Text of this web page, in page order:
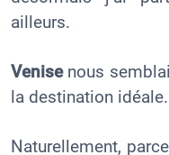
ailleurs.
Venisenous
la destination idéale.
Naturellement,